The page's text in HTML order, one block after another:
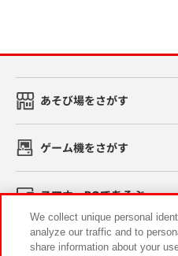
あそび場をさがす
ゲーム機をさがす
スマホ・PCであそぶ
イベント・キャンペーン
We collect unique personal
analyze our traffic and to
share information about your